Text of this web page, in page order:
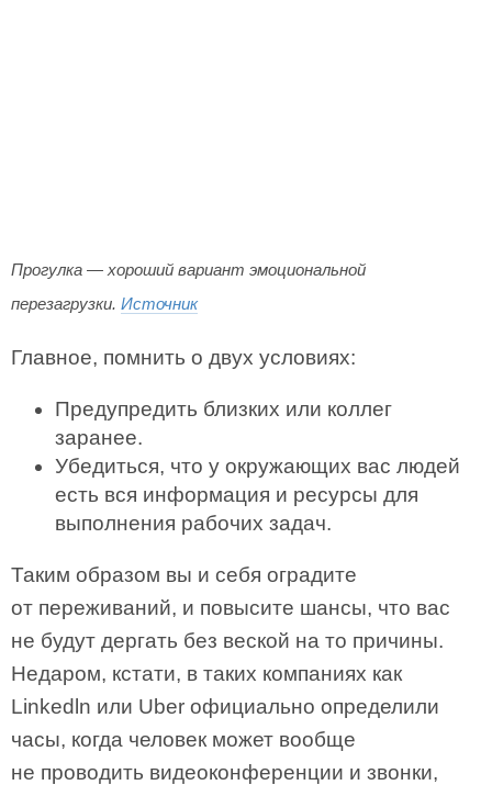
Прогулка — хороший вариант эмоциональной
перезагрузки. Источник
Главное, помнить о двух условиях:
Предупредить близких или коллег
заранее.
Убедиться, что у окружающих вас людей
есть вся информация и ресурсы для
выполнения рабочих задач.
Таким образом вы и себя оградите
от переживаний, и повысите шансы, что вас
не будут дергать без веской на то причины.
Недаром, кстати, в таких компаниях как
Linkedln или Uber официально определили
часы, когда человек может вообще
не проводить видеоконференции и звонки,